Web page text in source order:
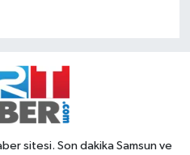
sitesi. Son dakika Samsun ve